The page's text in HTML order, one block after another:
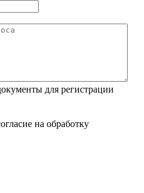
для регистрации
на обработку